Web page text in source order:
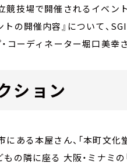
競技場で開催されるイベン
トの開催内容』について
コーディネーター堀口美幸
ション
ある本屋さん、「本町文化
の隣に座る 大阪・ミナミの